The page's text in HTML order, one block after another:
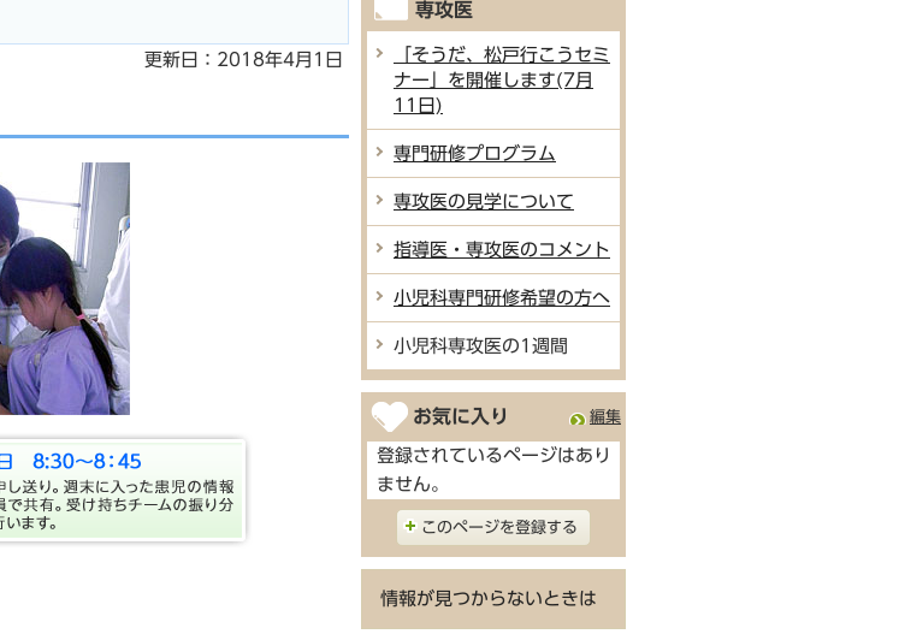
更新日：2018年4月1日
専攻医
「そうだ、松戸行こうセミ
ナー」を開催します(7月
11日)
専門研修プログラム
専攻医の見学について
指導医・専攻医のコメント
小児科専門研修希望の方へ
小児科専攻医の1週間
お気に入り 編集
登録されているページはあり
ません。
このページを登録する
情報が見つからないときは